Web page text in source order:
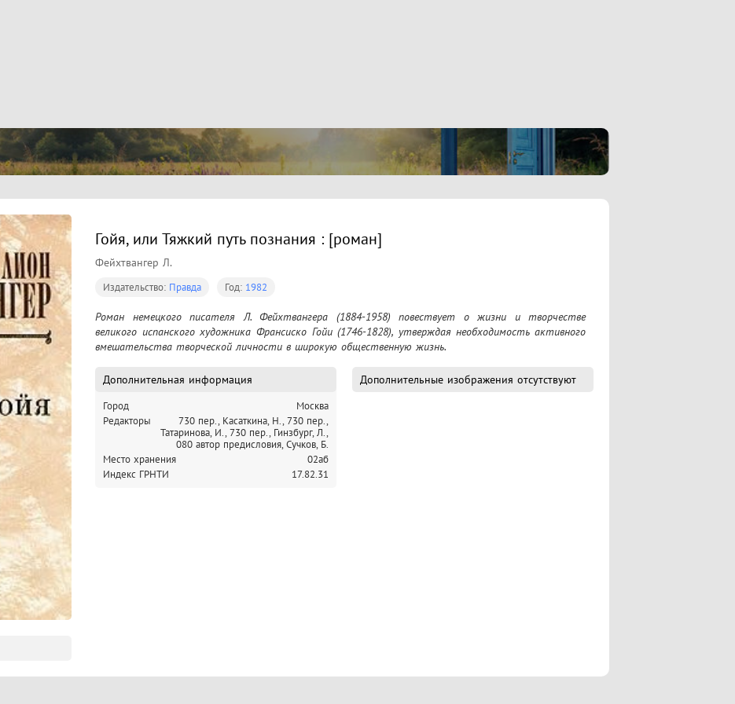
Гойя, или Тяжкий путь познания : [роман]
Фейхтвангер Л.
Издательство: Правда Год: 1982
Роман немецкого писателя Л. Фейхтвангера (1884-1958) повествует о жизни и творчестве
великого испанского художника Франсиско Гойи (1746-1828), утверждая необходимость активного
вмешательства творческой личности в широкую общественную жизнь.
Дополнительная информация
Город
Москва
Редакторы
730 пер., Касаткина, Н.,730 пер.,
Татаринова, И.,730 пер., Гинзбург, Л.,
080 автор предисловия, Сучков, Б.
Место хранения
02аб
Индекс ГРНТИ
17.82.31
Дополнительные изображения отсутствуют